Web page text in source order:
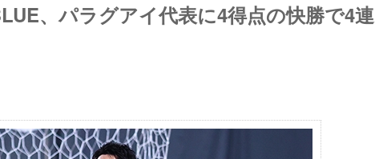
、パラグアイ代表に4得点の快勝で4連